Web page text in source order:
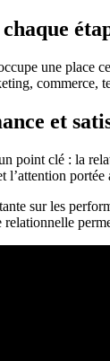
une place
commerce,
et
point clé : la
l’attention portée
sur les